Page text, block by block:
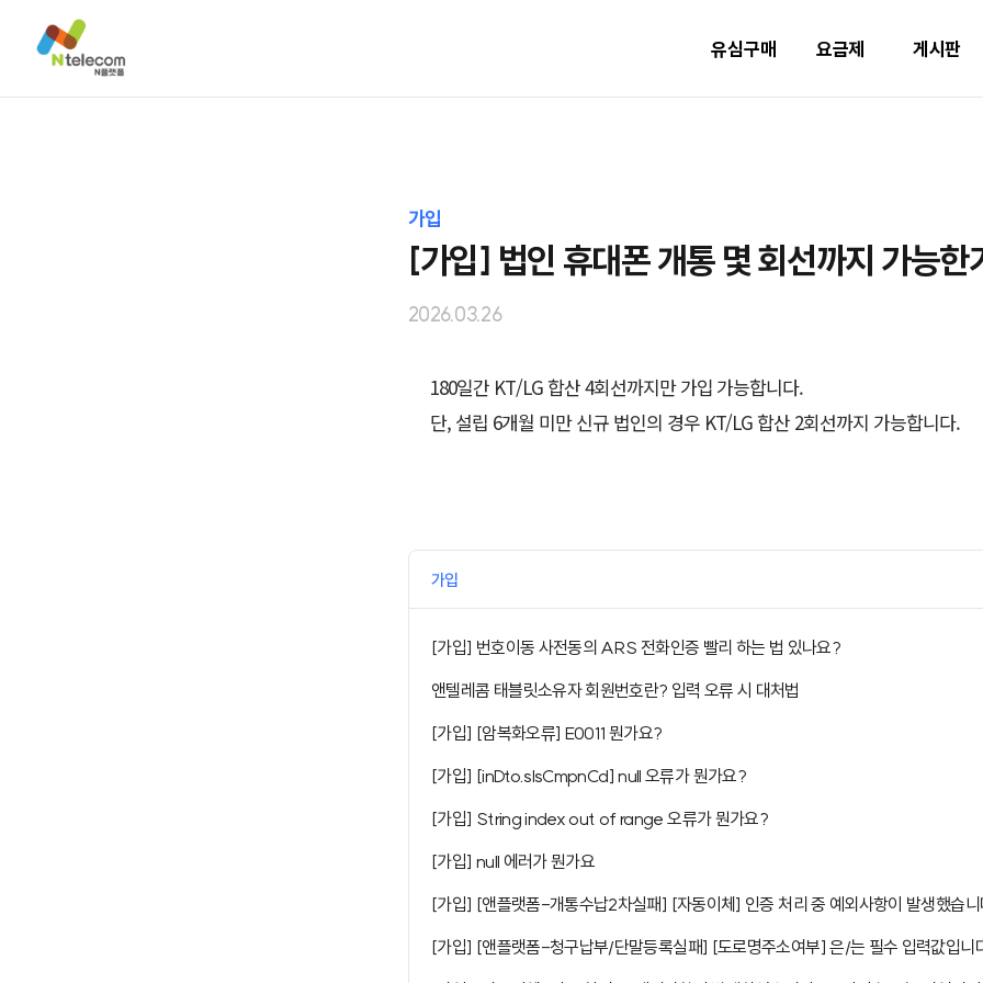
유심구매 요금제 게시판
가입
[가입] 법인 휴대폰 개통 몇 회선까지 가능한
2026.03.26
180일간 KT/LG 합산 4회선까지만 가입 가능합니다.
단, 설립 6개월 미만 신규 법인의 경우 KT/LG 합산 2회선까지 가능합니다.
가입
[가입] 번호이동 사전동의 ARS 전화인증 빨리 하는 법 있나요?
앤텔레콤 태블릿소유자 회원번호란? 입력 오류 시 대처법
[가입] [암복화오류] E0011 뭔가요?
[가입] [inDto.slsCmpnCd] null 오류가 뭔가요?
[가입] String index out of range 오류가 뭔가요?
[가입] null 에러가 뭔가요
[가입] [앤플랫폼-개통수납2차실패] [자동이체] 인증 처리 중 예외사항이 발생했습니
[가입] [앤플랫폼-청구납부/단말등록실패] [도로명주소여부] 은/는 필수 입력값입니